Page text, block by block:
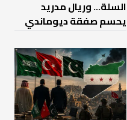
السلة... وريال مدريد
يحسم صفقة ديوماندي